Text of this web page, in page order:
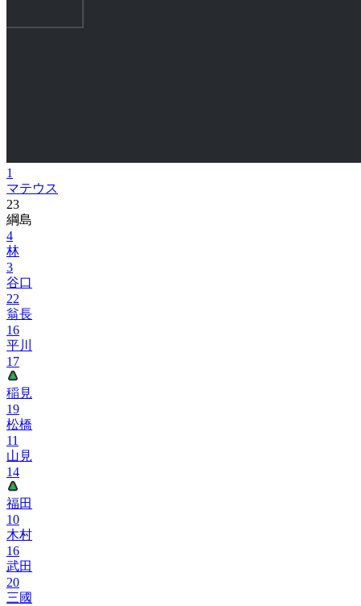
1
マテウス
23
綱島
4
林
3
谷口
22
翁長
16
平川
17
稲見
19
松橋
11
山見
14
福田
10
木村
16
武田
20
三國